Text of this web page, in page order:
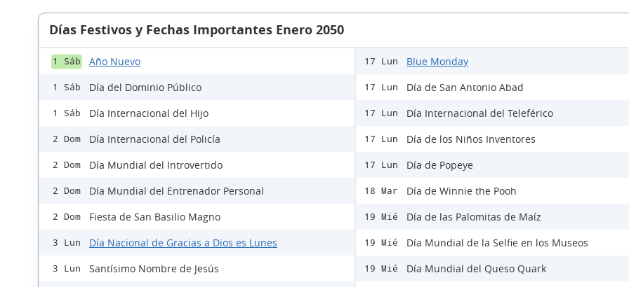
Días Festivos y Fechas Importantes Enero 2050
1 Sáb Año Nuevo
1 Sáb Día del Dominio Público
1 Sáb Día Internacional del Hijo
2 Dom Día Internacional del Policía
2 Dom Día Mundial del Introvertido
2 Dom Día Mundial del Entrenador Personal
2 Dom Fiesta de San Basilio Magno
3 Lun Día Nacional de Gracias a Dios es Lunes
3 Lun Santísimo Nombre de Jesús
17 Lun Blue Monday
17 Lun Día de San Antonio Abad
17 Lun Día Internacional del Teleférico
17 Lun Día de los Niños Inventores
17 Lun Día de Popeye
18 Mar Día de Winnie the Pooh
19 Mié Día de las Palomitas de Maíz
19 Mié Día Mundial de la Selfie en los Museos
19 Mié Día Mundial del Queso Quark